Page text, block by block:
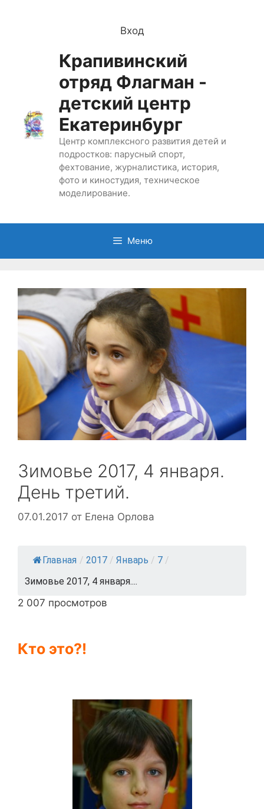
Вход
Крапивинский
отряд Флагман -
детский центр
Екатеринбург
Центр комплексного развития детей и
подростков: парусный спорт,
фехтование, журналистика, история,
фото и киностудия, техническое
моделирование.
Меню
Зимовье 2017, 4 января.
День третий.
07.01.2017 от Елена Орлова
Главная / 2017 / Январь / 7 /
Зимовье 2017, 4 января....
2 007 просмотров
Кто это?!